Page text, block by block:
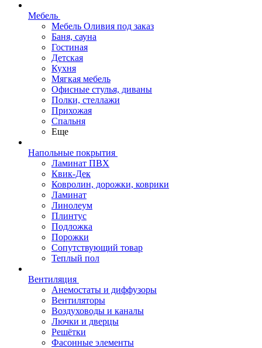
Мебель
Мебель Оливия под заказ
Баня, сауна
Гостиная
Детская
Кухня
Мягкая мебель
Офисные стулья, диваны
Полки, стеллажи
Прихожая
Спальня
Еще
Напольные покрытия
Ламинат ПВХ
Квик-Дек
Ковролин, дорожки, коврики
Ламинат
Линолеум
Плинтус
Подложка
Порожки
Сопутствующий товар
Теплый пол
Вентиляция
Анемостаты и диффузоры
Вентиляторы
Воздуховоды и каналы
Лючки и дверцы
Решётки
Фасонные элементы